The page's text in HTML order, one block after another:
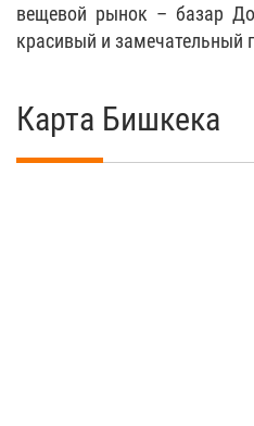
вещевой рынок – базар
красивый и замечательный
Карта Бишкека